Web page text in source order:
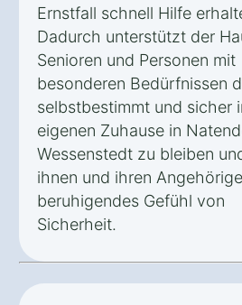
Ernstfall schnell Hilfe
Dadurch unterstützt der
Senioren und Personen mit
besonderen Bedürfnissen
selbstbestimmt und sicher
eigenen Zuhause in
Wessenstedt zu bleiben
ihnen und ihren
beruhigendes Gefühl von
Sicherheit.